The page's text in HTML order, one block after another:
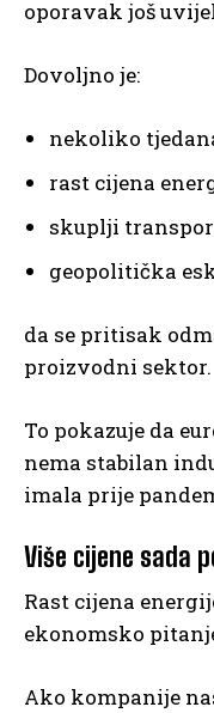
oporavak još
Dovoljno je:
nekoliko
rast cijena
skuplji
geopolitička
da se pritisak
proizvodni sektor.
To pokazuje da
nema stabilan
imala prije
Više cijene sada
Rast cijena
ekonomsko
Ako kompanije